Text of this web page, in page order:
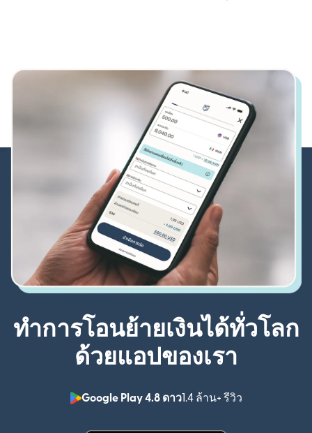
ทำการโอนย้ายเงินได้ทั่วโลก
ด้วยแอปของเรา
Google Play 4.8 ดาว1.4 ล้าน+ รีวิว
(เปิดในหน้าต่